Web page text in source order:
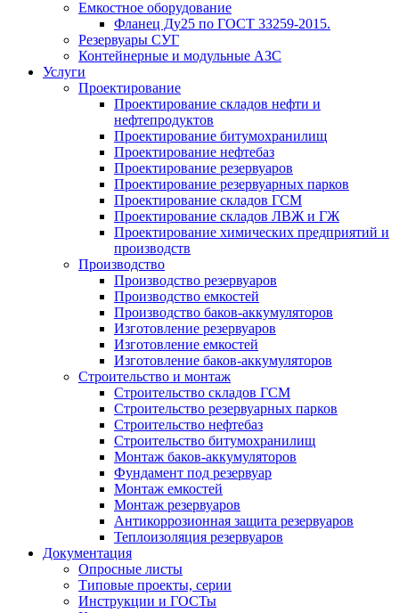
Емкостное оборудование
Фланец Ду25 по ГОСТ 33259-2015.
Резервуары СУГ
Контейнерные и модульные АЗС
Услуги
Проектирование
Проектирование складов нефти и
нефтепродуктов
Проектирование битумохранилищ
Проектирование нефтебаз
Проектирование резервуаров
Проектирование резервуарных парков
Проектирование складов ГСМ
Проектирование складов ЛВЖ и ГЖ
Проектирование химических предприятий и
производств
Производство
Производство резервуаров
Производство емкостей
Производство баков-аккумуляторов
Изготовление резервуаров
Изготовление емкостей
Изготовление баков-аккумуляторов
Строительство и монтаж
Строительство складов ГСМ
Строительство резервуарных парков
Строительство нефтебаз
Строительство битумохранилищ
Монтаж баков-аккумуляторов
Фундамент под резервуар
Монтаж емкостей
Монтаж резервуаров
Антикоррозионная защита резервуаров
Теплоизоляция резервуаров
Документация
Опросные листы
Типовые проекты, серии
Инструкции и ГОСТы